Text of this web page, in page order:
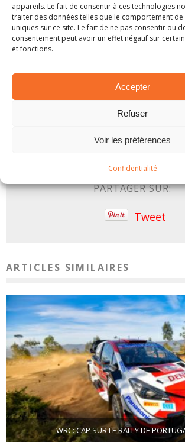
appareils. Le fait de consentir à ces technologies
traiter des données telles que le comportement de
uniques sur ce site. Le fait de ne pas consentir ou
consentement peut avoir un effet négatif sur
et fonctions.
Accepter
Refuser
Voir les préférences
Confidentialité
Classement complet
Par Simon F
Junior rally
WRC-3
PARTAGER SUR:
Tweet
ARTICLES SIMILAIRES
WRC: CAP SUR LE RALLY DE